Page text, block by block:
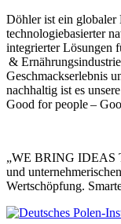
Döhler ist ein globaler
technologiebasierter
integrierter Lösungen
&
Geschmackserlebnis
nachhaltig ist es
Good for people –
„WE BRING IDEAS
und
Wertschöpfung.